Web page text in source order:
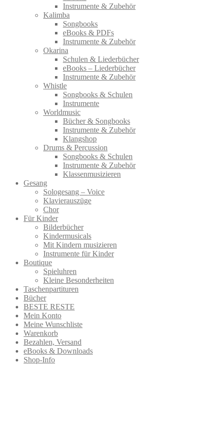
Instrumente & Zubehör
Kalimba
Songbooks
eBooks & PDFs
Instrumente & Zubehör
Okarina
Schulen & Liederbücher
eBooks – Liederbücher
Instrumente & Zubehör
Whistle
Songbooks & Schulen
Instrumente
Worldmusic
Bücher & Songbooks
Instrumente & Zubehör
Klangshop
Drums & Percussion
Songbooks & Schulen
Instrumente & Zubehör
Klassenmusizieren
Gesang
Sologesang – Voice
Klavierauszüge
Chor
Für Kinder
Bilderbücher
Kindermusicals
Mit Kindern musizieren
Instrumente für Kinder
Boutique
Spieluhren
Kleine Besonderheiten
Taschenpartituren
Bücher
BESTE RESTE
Mein Konto
Meine Wunschliste
Warenkorb
Bezahlen, Versand
eBooks & Downloads
Shop-Info